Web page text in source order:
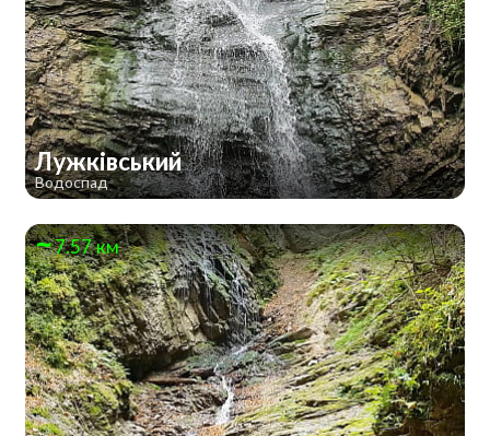
Лужківський
Водоспад
7.57 км